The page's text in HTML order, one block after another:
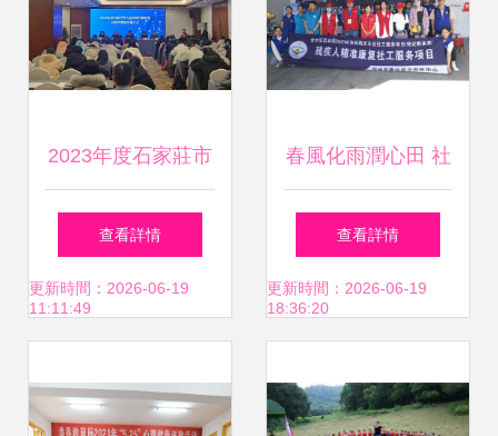
動 活動組織策劃服務
2023年度石家莊市
大型科研儀器設備
開放共享服務工作
查看詳情
更新時間：2026-06-19
11:11:49
春風化雨潤心田 社
工組織聯動各界，
以大型公益活動點
查看詳情
更新時間：2026-06-19
18:36:20